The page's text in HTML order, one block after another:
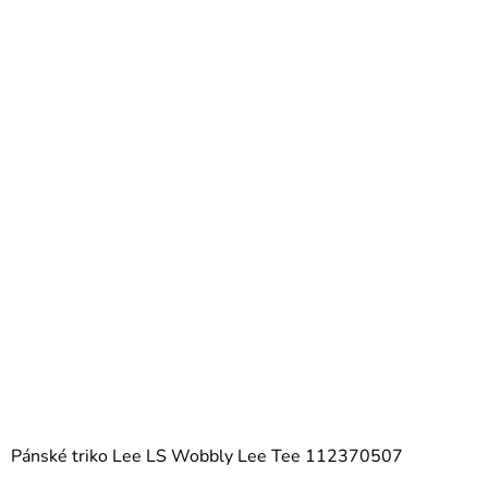
Pánské triko Lee LS Wobbly Lee Tee 112370507